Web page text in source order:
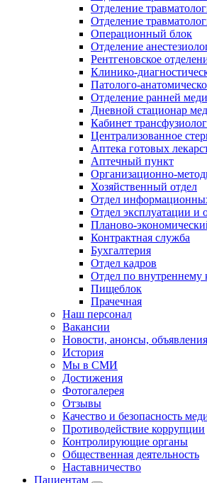
Отделение
Отделение
Операционный блок
Отделение
Рентгеновское
Клинико-
Патолого-
Отделение ранней
Дневной стационар
Кабинет
Централизованное
Аптека готовых
Аптечный пункт
Организационно-
Хозяйственный отдел
Отдел
Отдел эксплуатации и
Планово-
Контрактная служба
Бухгалтерия
Отдел кадров
Отдел по внутреннему
Пищеблок
Прачечная
Наш персонал
Вакансии
Новости, анонсы, объявления
История
Мы в СМИ
Достижения
Фотогалерея
Отзывы
Качество и безопасность
Противодействие коррупции
Контролирующие органы
Общественная деятельность
Наставничество
Пациентам